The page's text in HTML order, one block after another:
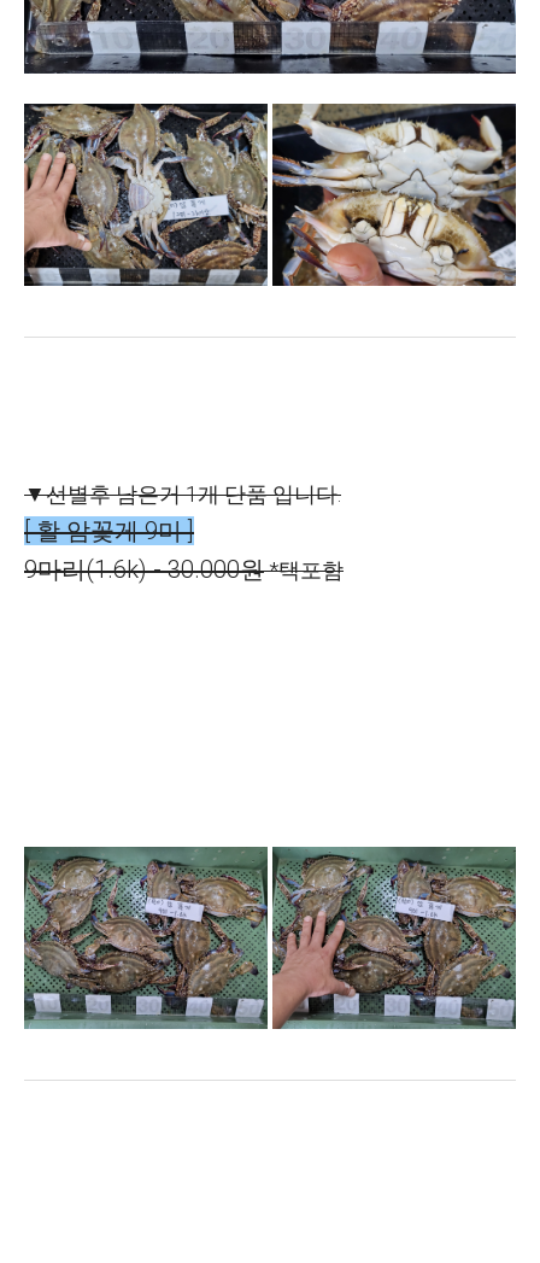
▼선별후 남은거 1개 단품 입니다.
[ 활 암꽃게 9미 ]
9마리(1.6k) - 30.000원*택포함